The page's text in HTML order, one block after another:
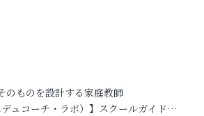
のものを設計する家庭教師
ュコーチ・ラボ）】スクールガイド…